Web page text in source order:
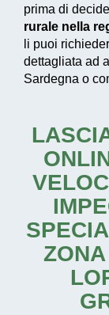
prima di
rurale nella
li puoi
dettagliata ad
Sardegna o